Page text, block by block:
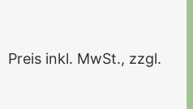
Preis inkl. MwSt., zzgl.